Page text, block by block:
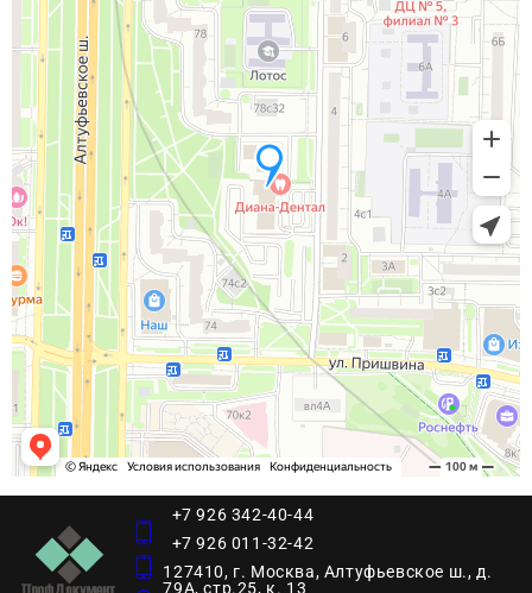
+7 926 342-40-44
+7 926 011-32-42
127410, г. Москва, Алтуфьевское ш., д.
79А, стр.25, к. 13​